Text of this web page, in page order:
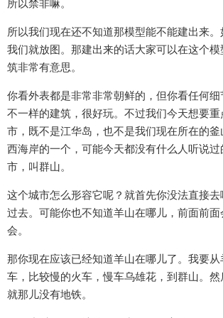
所以禁非嘛。
所以我们现在还不知道那模型能不能建出来
我们就放图。那建出来的话大家可以在这个
筑非常有意思。
你看外表都是非常非常朝鲜的，但你看任何
不一样的建筑，很好玩。不过我们今天想要
市，既不是江华岛，也不是我们现在所在的
西海岸的一个，可能今天都没有什么人听说
市，叫群山。
这个城市怎么形容它呢？就首先你没法直接
过去。可能你也不知道羊山在哪儿，前面前面
会。
那你现在应该已经知道羊山在哪儿了。我要
车，比较慢的火车，慢车乌雄花，到群山。然
就那儿没有地铁。